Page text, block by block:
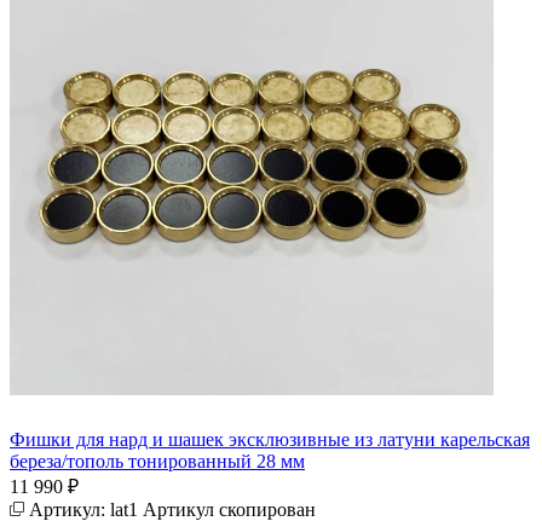
Фишки для нард и шашек эксклюзивные из латуни карельская
береза/тополь тонированный 28 мм
11 990 ₽
Артикул: lat1 Артикул скопирован